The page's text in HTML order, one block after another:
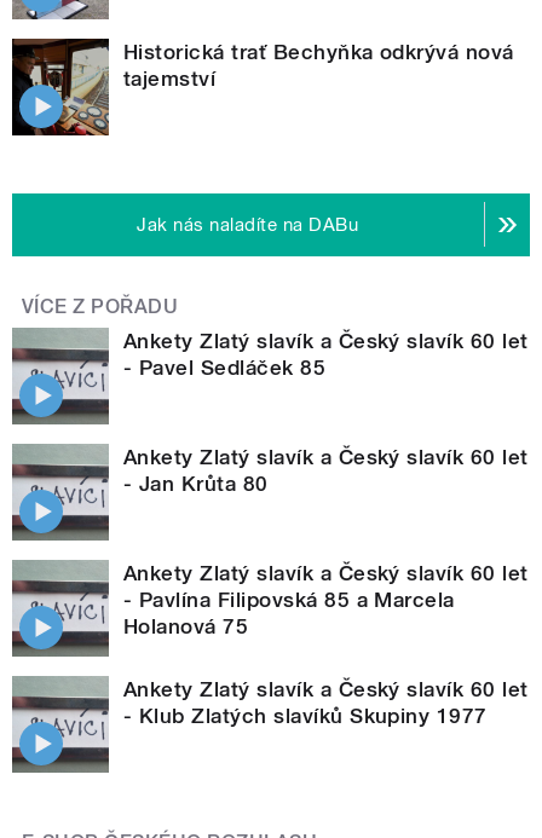
Historická trať Bechyňka odkrývá nová
tajemství
Jak nás naladíte na DABu
VÍCE Z POŘADU
Ankety Zlatý slavík a Český slavík 60 let
- Pavel Sedláček 85
Ankety Zlatý slavík a Český slavík 60 let
- Jan Krůta 80
Ankety Zlatý slavík a Český slavík 60 let
- Pavlína Filipovská 85 a Marcela
Holanová 75
Ankety Zlatý slavík a Český slavík 60 let
- Klub Zlatých slavíků Skupiny 1977